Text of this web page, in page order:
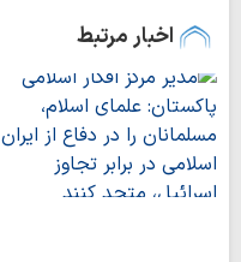
اخبار مرتبط